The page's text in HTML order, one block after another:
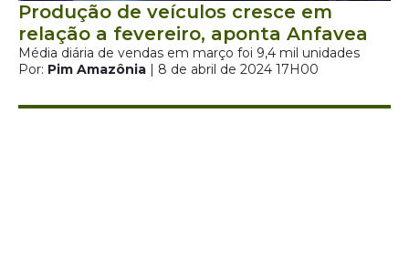
Produção de veículos cresce em
relação a fevereiro, aponta Anfavea
Média diária de vendas em março foi 9,4 mil unidades
Por: Pim Amazônia | 8 de abril de 2024 17H00